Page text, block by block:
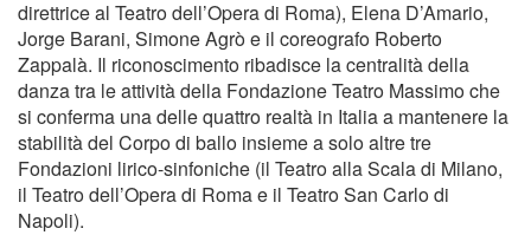
direttrice al Teatro dell’Opera di Roma), Elena D’Amario,
Jorge Barani, Simone Agrò e il coreografo Roberto
Zappalà. Il riconoscimento ribadisce la centralità della
danza tra le attività della Fondazione Teatro Massimo che
si conferma una delle quattro realtà in Italia a mantenere la
stabilità del Corpo di ballo insieme a solo altre tre
Fondazioni lirico-sinfoniche (il Teatro alla Scala di Milano,
il Teatro dell’Opera di Roma e il Teatro San Carlo di
Napoli).